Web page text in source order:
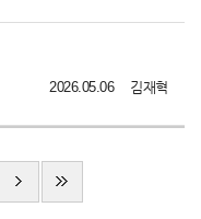
김재혁
2026.05.06